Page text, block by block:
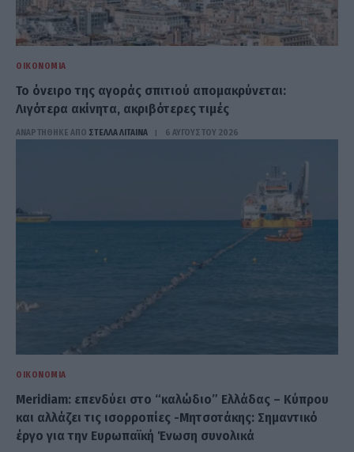
ΟΙΚΟΝΟΜΊΑ
Το όνειρο της αγοράς σπιτιού απομακρύνεται:
Λιγότερα ακίνητα, ακριβότερες τιμές
ΑΝΑΡΤΗΘΗΚΕ ΑΠΟ ΣΤΈΛΛΑ ΛΊΤΑΙΝΑ 6 ΑΥΓΟΎΣΤΟΥ 2026
ΟΙΚΟΝΟΜΊΑ
Meridiam: επενδύει στο “καλώδιο” Ελλάδας – Κύπρου
και αλλάζει τις ισορροπίες -Μητσοτάκης: Σημαντικό
έργο για την Ευρωπαϊκή Ένωση συνολικά